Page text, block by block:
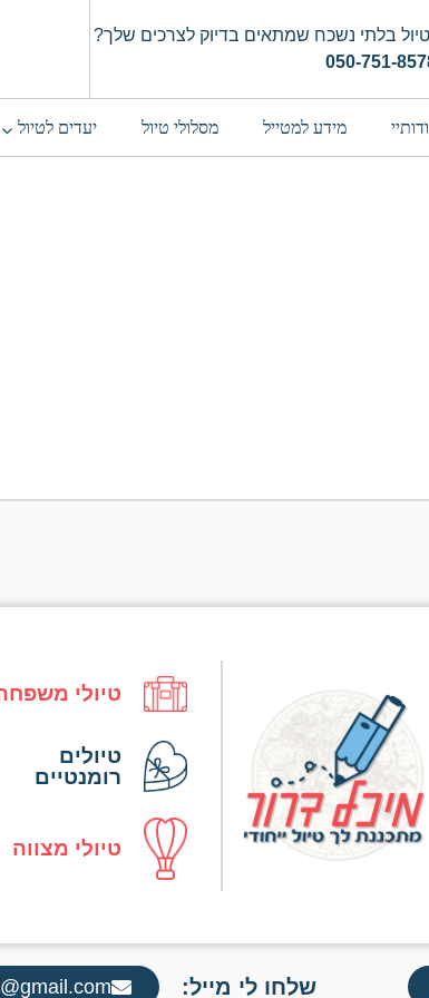
בלתי נשכח שמתאים בדיוק לצרכים שלך?
מידע למטייל מסלולי טיול יעדים לטיול
טיולי
טיולים
רומנטיים
טיולי מצווה
שלחו לי מייל: